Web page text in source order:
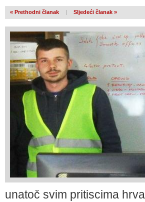
« Prethodni članak | Sljedeći članak »
unatoč svim pritiscima